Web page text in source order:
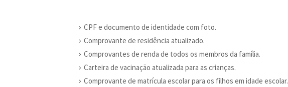
CPF e documento de identidade com foto.
Comprovante de residência atualizado.
Comprovantes de renda de todos os membros da família.
Carteira de vacinação atualizada para as crianças.
Comprovante de matrícula escolar para os filhos em idade escolar.